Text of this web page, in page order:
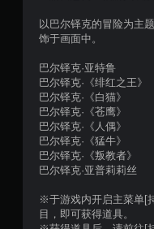
以巴尔铎克的冒险为主
饰于画面中。
巴尔铎克·亚特鲁
巴尔铎克·《绯红之王》
巴尔铎克·《白猫》
巴尔铎克·《苍鹰》
巴尔铎克·《人偶》
巴尔铎克·《猛牛》
巴尔铎克·《叛教者》
巴尔铎克·亚普莉莉丝
※于游戏内开启主菜单[
目，即可获得道具。